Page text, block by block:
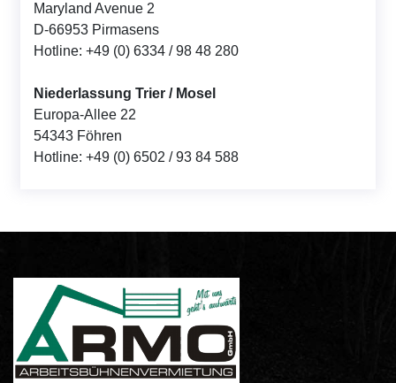
Maryland Avenue 2
D-66953 Pirmasens
Hotline: +49 (0) 6334 / 98 48 280
Niederlassung Trier / Mosel
Europa-Allee 22
54343 Föhren
Hotline: +49 (0) 6502 / 93 84 588